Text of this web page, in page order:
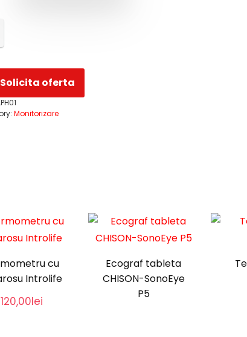
Solicita oferta
Monitorizare
cu
Introlife
120,00lei
Ecograf tableta
CHISON-SonoEye
P5